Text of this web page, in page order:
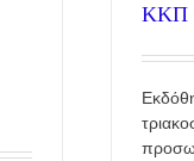
ΚΚΠ